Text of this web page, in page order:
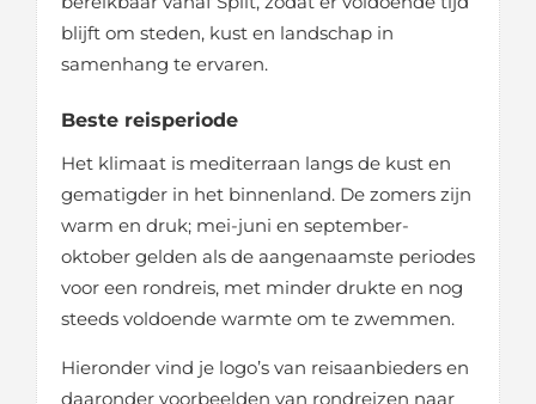
blijft om steden, kust en landschap in
samenhang te ervaren.
Beste reisperiode
Het klimaat is mediterraan langs de kust en
gematigder in het binnenland. De zomers zijn
warm en druk; mei-juni en september-
oktober gelden als de aangenaamste periodes
voor een rondreis, met minder drukte en nog
steeds voldoende warmte om te zwemmen.
Hieronder vind je logo’s van reisaanbieders en
daaronder voorbeelden van rondreizen naar